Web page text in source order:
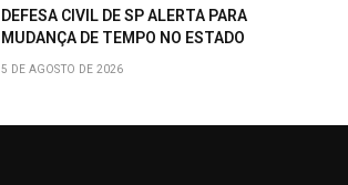
DEFESA CIVIL DE SP ALERTA PARA
MUDANÇA DE TEMPO NO ESTADO
5 DE AGOSTO DE 2026